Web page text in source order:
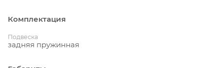
Комплектация
Подвеска
задняя пружинная